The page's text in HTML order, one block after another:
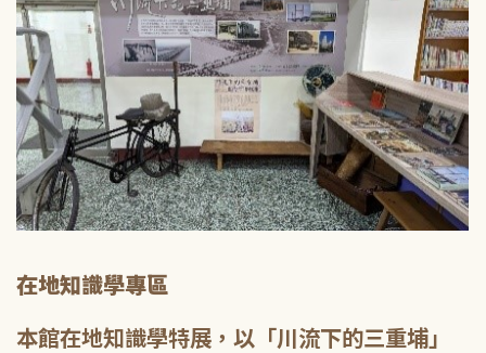
在地知識學專區
本館在地知識學特展，以「川流下的三重埔」